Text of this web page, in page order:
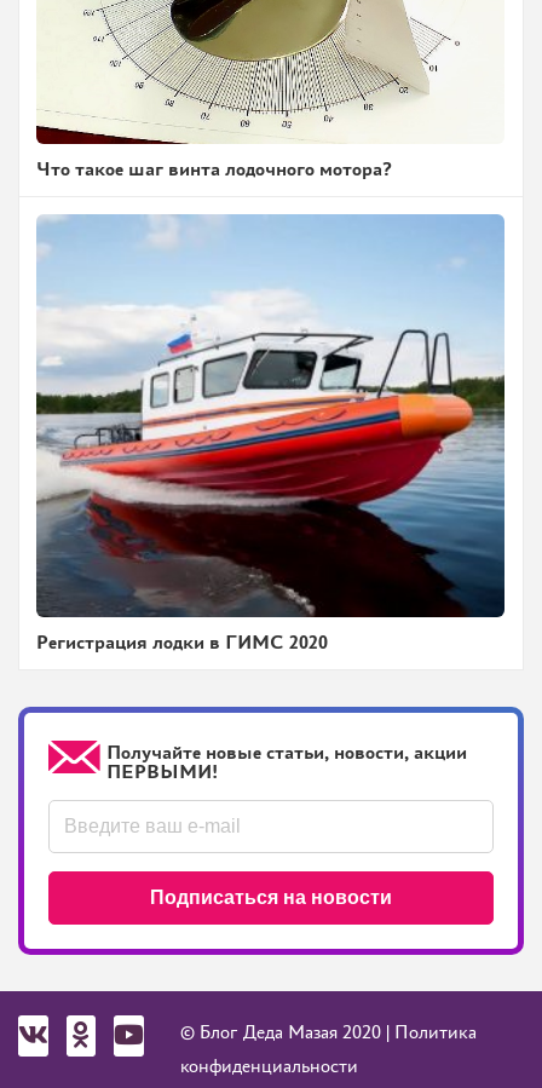
Что такое шаг винта лодочного мотора?
Регистрация лодки в ГИМС 2020
Получайте новые статьи, новости, акции
ПЕРВЫМИ!
Подписаться на новости
© Блог Деда Мазая 2020 | Политика
конфиденциальности